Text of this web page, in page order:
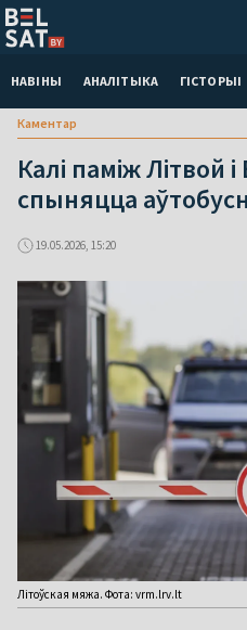
НАВІНЫ АНАЛІТЫКА ГІСТОРЫІ
Каментар
Калі паміж Літвой
спыняцца
19.05.2026, 15:20
Літоўская мяжа. Фота: vrm.lrv.lt